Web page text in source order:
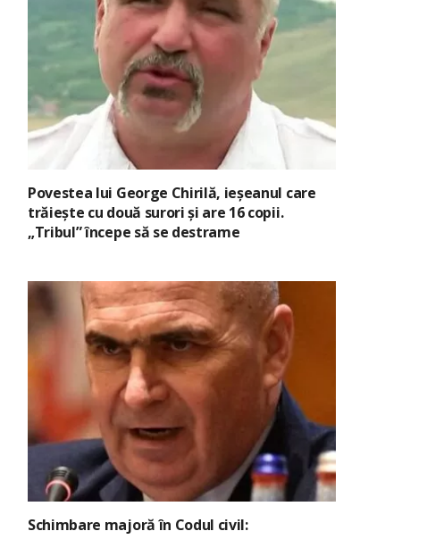
Povestea lui George Chirilă, ieșeanul care
trăiește cu două surori și are 16 copii.
„Tribul” începe să se destrame
Schimbare majoră în Codul civil: